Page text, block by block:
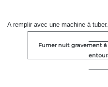
A remplir avec une machine à tuber.
Fumer nuit gravement à